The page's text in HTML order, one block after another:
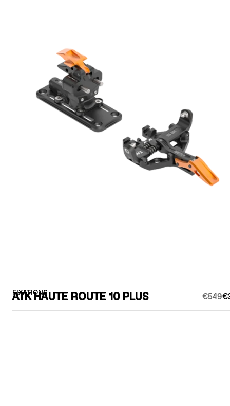
FIXATIONS
ATK HAUTE ROUTE 10 PLUS €549